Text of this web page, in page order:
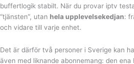
buffertlogik stabilt. När du provar iptv
“tjänsten”, utan hela upplevelsekedjan:
och vidare till varje enhet.
Det är därför två personer i Sverige kan
även med liknande abonnemang: den